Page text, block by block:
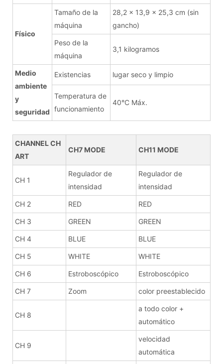
Físico
Tamaño de la
máquina
28,2 x 13,9 x 25,3 cm (sin
gancho)
Peso de la
máquina
3,1 kilogramos
Medio
ambiente
y
seguridad
Existencias lugar seco y limpio
Temperatura de
funcionamiento
40°C Máx.
CHANNEL CH
ART
CH7 MODE CH11 MODE
CH 1
Regulador de
intensidad
Regulador de
intensidad
CH 2 RED RED
CH 3 GREEN GREEN
CH 4 BLUE BLUE
CH 5 WHITE WHITE
CH 6 Estroboscópico Estroboscópico
CH 7 Zoom color preestablecido
CH 8
a todo color +
automático
CH 9
velocidad
automática